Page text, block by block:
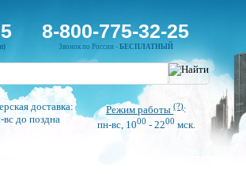
8-800-775-32-25
Звонок по России - БЕСПЛАТНЫЙ
доставка:
вс до поздна
Режим работы(?):
пн-вс, 1000 - 2200 мск.